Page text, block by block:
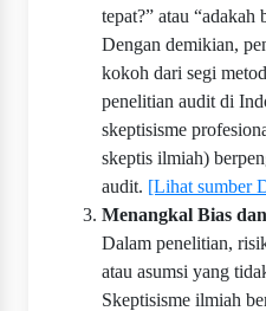
tepat?” atau “adakah
Dengan demikian,
kokoh dari segi
penelitian audit di
skeptisisme
skeptis ilmiah)
audit. [Lihat sumber
Menangkal Bias
Dalam penelitian,
atau asumsi yang
Skeptisisme ilmiah